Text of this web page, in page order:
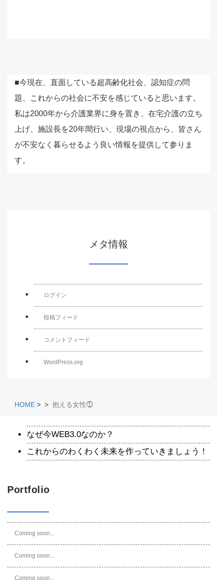
■今現在、直面している超高齢化社会、認知症の問
題、これからの社会に不安を感じていると思います。
私は2000年から介護業界に身を置き、在宅介護の立ち
上げ、施設長を20年間行い、現場の視点から、皆さん
が不安なく暮らせるよう良い情報を提供して参りま
す。
メタ情報
ログイン
投稿フィード
コメントフィード
WordPress.org
HOME > > 抱える女性⓵
なぜ今WEB3.0なのか？
これからのわくわく未来を作っていきましょう！
Portfolio
Coming soon...
Coming soon...
Coming soon...